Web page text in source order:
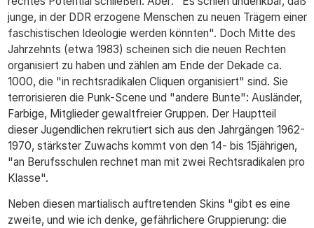
junge, in der DDR erzogene Menschen zu neuen Trägern einer
faschistischen Ideologie werden könnten". Doch Mitte des
Jahrzehnts (etwa 1983) scheinen sich die neuen Rechten
organisiert zu haben und zählen am Ende der Dekade ca.
1000, die "in rechtsradikalen Cliquen organisiert" sind. Sie
terrorisieren die Punk-Scene und "andere Bunte": Ausländer,
Farbige, Mitglieder gewaltfreier Gruppen. Der Hauptteil
dieser Jugendlichen rekrutiert sich aus den Jahrgängen 1962-
1970, stärkster Zuwachs kommt von den 14- bis 15jährigen,
"an Berufsschulen rechnet man mit zwei Rechtsradikalen pro
Klasse".
Neben diesen martialisch auftretenden Skins "gibt es eine
zweite, und wie ich denke, gefährlichere Gruppierung: die